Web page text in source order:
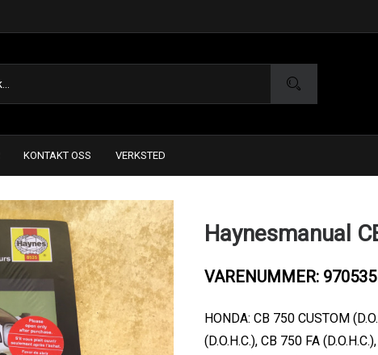
KONTAKT OSS VERKSTED
Haynesmanual
VARENUMMER:
HONDA: CB 750 CUSTOM
(D.O.H.C.), CB 750 FA